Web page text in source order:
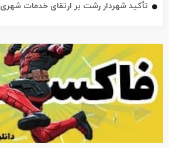
تأکید شهردار رشت بر ارتقای خدمات شهری